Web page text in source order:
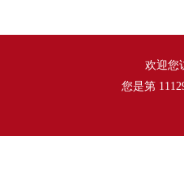
欢迎您
您是第